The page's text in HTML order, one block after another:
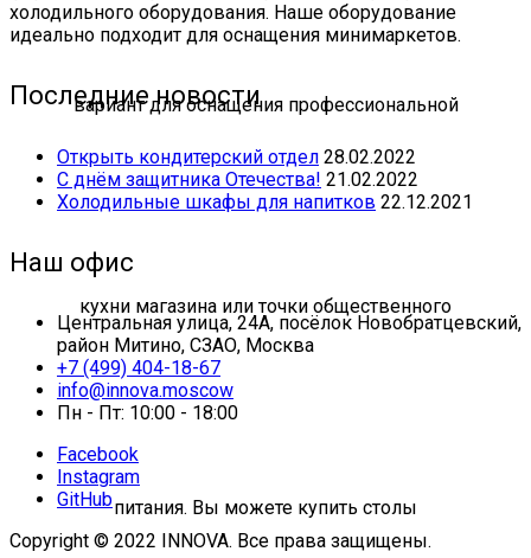
холодильного оборудования. Наше оборудование
идеально подходит для оснащения минимаркетов.
Последние новости
Открыть кондитерский отдел 28.02.2022
С днём защитника Отечества! 21.02.2022
Холодильные шкафы для напитков 22.12.2021
Наш офис
Центральная улица, 24А, посёлок Новобратцевский,
район Митино, СЗАО, Москва
+7 (499) 404-18-67
info@innova.moscow
Пн - Пт: 10:00 - 18:00
Facebook
Instagram
GitHub
Copyright © 2022 INNOVA. Все права защищены.